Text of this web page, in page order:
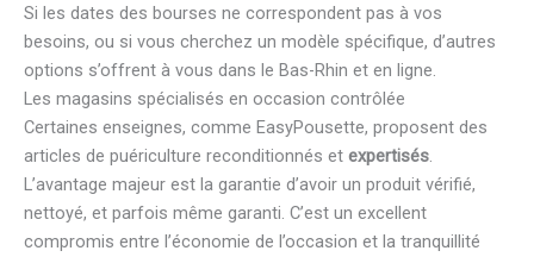
Si les dates des bourses ne correspondent pas à vos
besoins, ou si vous cherchez un modèle spécifique, d’autres
options s’offrent à vous dans le Bas-Rhin et en ligne.
Les magasins spécialisés en occasion contrôlée
Certaines enseignes, comme EasyPousette, proposent des
articles de puériculture reconditionnés et expertisés.
L’avantage majeur est la garantie d’avoir un produit vérifié,
nettoyé, et parfois même garanti. C’est un excellent
compromis entre l’économie de l’occasion et la tranquillité